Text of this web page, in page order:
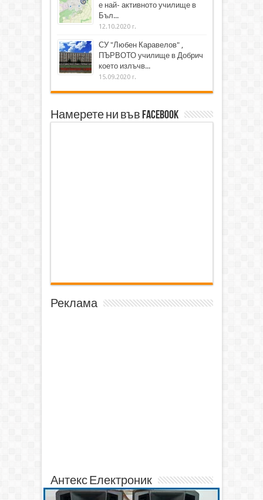
е най- активното училище в
Бъл...
12.10.2020 г.
СУ "Любен Каравелов" ,
ПЪРВОТО училище в Добрич
което излъчв...
15.09.2020 г.
Намерете ни във Facebook
Реклама
Антекс Електроник